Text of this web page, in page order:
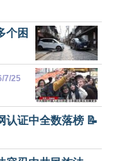
个困
7/25
认证中全数落榜 📝